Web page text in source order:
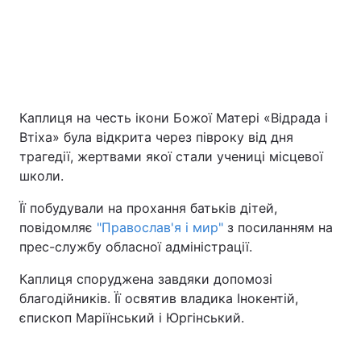
Київ Львів
Дніпро
Одеса
Спорт Наука
Техно і зв'язок Лайт
Каплиця на честь ікони Божої Матері «Відрада і
Втіха» була відкрита через півроку від дня
трагедії, жертвами якої стали учениці місцевої
школи.
Її побудували на прохання батьків дітей,
повідомляє "Православ'я і мир" з посиланням на
прес-службу обласної адміністрації.
Каплиця споруджена завдяки допомозі
благодійників. Її освятив владика Інокентій,
єпископ Маріїнський і Юргінський.